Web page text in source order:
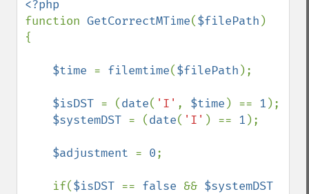
function GetCorrectMTime($filePath )
{
$time = filemtime($filePath );
$isDST = (date( 'I' , $time ) == 1 );
$systemDST = (date( 'I' ) == 1 );
$adjustment = 0;
    if(
$isDST == false &&